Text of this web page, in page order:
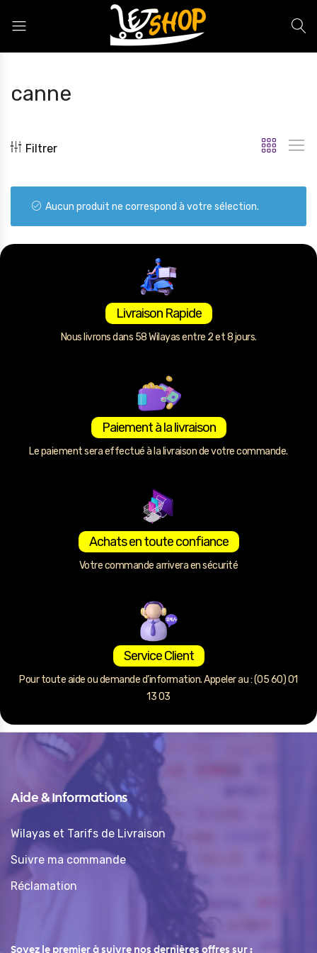
canne
Filtrer
Aucun produit ne correspond à votre sélection.
Livraison Rapide
Nous livrons dans 58 Wilayas entre 2 et 8 jours.
Paiement à la livraison
Le paiement sera effectué à la livraison de votre commande.
Achats en toute confiance
Votre commande arrivera en sécurité
Service Client
Pour toute aide ou demande d’information. Appeler au : (05 60) 01
13 03
Aide & Informations
Wilayas et Tarifs de Livraison
Suivre ma commande
Réclamation
Soyez le premier à suivre nos dernières offres sur :